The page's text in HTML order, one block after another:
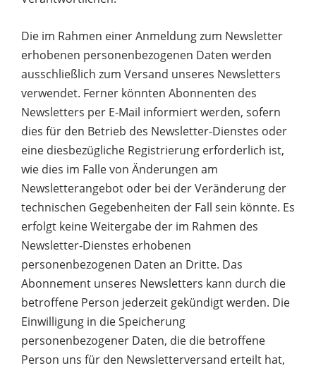
Die im Rahmen einer Anmeldung zum Newsletter
erhobenen personenbezogenen Daten werden
ausschließlich zum Versand unseres Newsletters
verwendet. Ferner könnten Abonnenten des
Newsletters per E-Mail informiert werden, sofern
dies für den Betrieb des Newsletter-Dienstes oder
eine diesbezügliche Registrierung erforderlich ist,
wie dies im Falle von Änderungen am
Newsletterangebot oder bei der Veränderung der
technischen Gegebenheiten der Fall sein könnte. Es
erfolgt keine Weitergabe der im Rahmen des
Newsletter-Dienstes erhobenen
personenbezogenen Daten an Dritte. Das
Abonnement unseres Newsletters kann durch die
betroffene Person jederzeit gekündigt werden. Die
Einwilligung in die Speicherung
personenbezogener Daten, die die betroffene
Person uns für den Newsletterversand erteilt hat,